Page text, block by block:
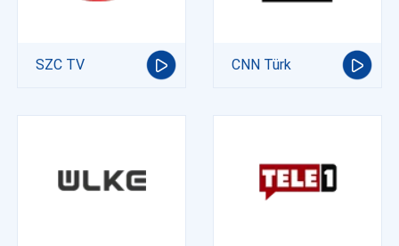
SZC TV CNN Türk